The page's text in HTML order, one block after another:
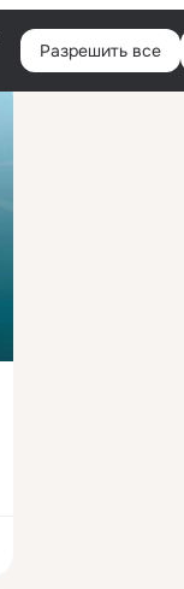
Войти
Разрешить все